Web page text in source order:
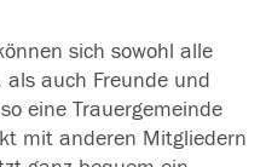
sich sowohl alle
auch Freunde und
eine Trauergemeinde
mit anderen Mitgliedern